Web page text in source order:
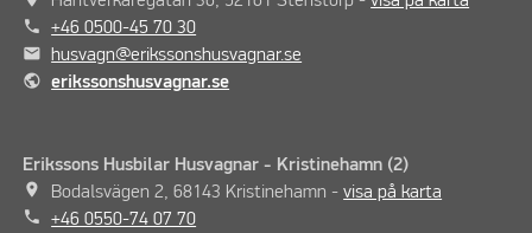
phone
+46 0500-45 70 30
mail husvagn@erikssonshusvagnar.se
public erikssonshusvagnar.se
Erikssons Husbilar Husvagnar - Kristinehamn (2)
place
Bodalsvägen 2, 68143 Kristinehamn -visa på karta
phone
+46 0550-74 07 70